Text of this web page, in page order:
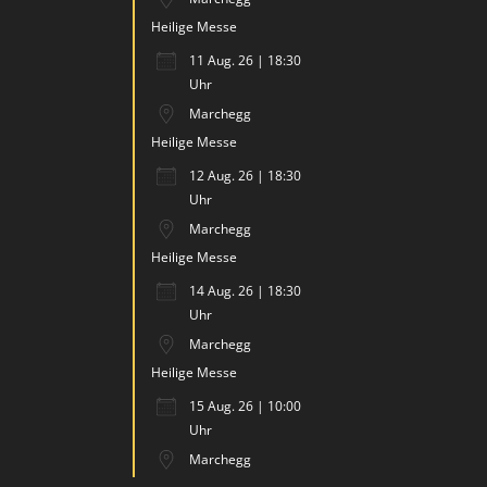
Heilige Messe
11 Aug. 26 | 18:30
Uhr
Marchegg
Heilige Messe
12 Aug. 26 | 18:30
Uhr
Marchegg
Heilige Messe
14 Aug. 26 | 18:30
Uhr
Marchegg
Heilige Messe
15 Aug. 26 | 10:00
Uhr
Marchegg